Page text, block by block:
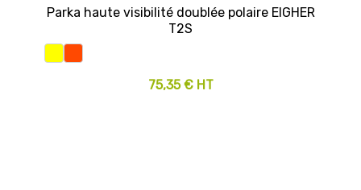
Parka haute visibilité doublée polaire EIGHER
T2S
75,35 € HT